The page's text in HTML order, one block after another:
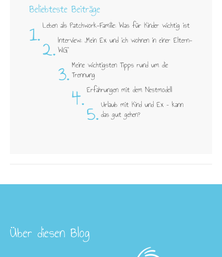
Beliebteste Beiträge
1. Leben als Patchwork-Familie: Was für Kinder wichtig ist
2. Interview: „Mein Ex und ich wohnen in einer Eltern-
WG"
3. Meine wichtigsten Tipps rund um die
Trennung
4. Erfahrungen mit dem Nestmodell
5. Urlaub mit Kind und Ex – kann
das gut gehen?
Über diesen Blog